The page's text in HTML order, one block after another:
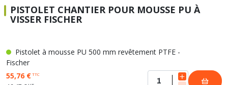
PISTOLET CHANTIER POUR MOUSSE PU À
VISSER FISCHER
Pistolet à mousse PU 500 mm revêtement PTFE -
Fischer
55,76 €TTC